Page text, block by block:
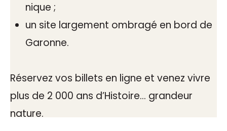
nique ;
un site largement ombragé en bord de
Garonne.
Réservez vos billets en ligne et venez vivre
plus de 2 000 ans d’Histoire… grandeur
nature.